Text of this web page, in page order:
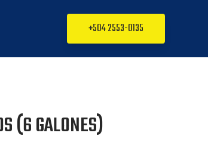
+504 2553-0135
(6 GALONES)